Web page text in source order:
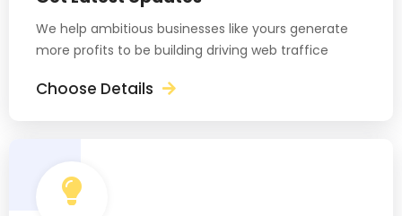
We help ambitious businesses like yours generate
more profits to be building driving web traffice
Choose Details